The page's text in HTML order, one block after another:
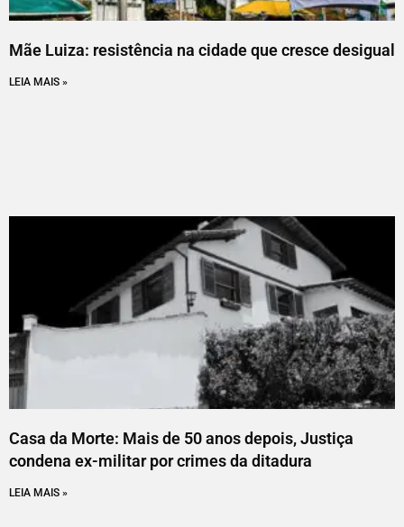
Mãe Luiza: resistência na cidade que cresce desigual
LEIA MAIS »
Casa da Morte: Mais de 50 anos depois, Justiça
condena ex-militar por crimes da ditadura
LEIA MAIS »